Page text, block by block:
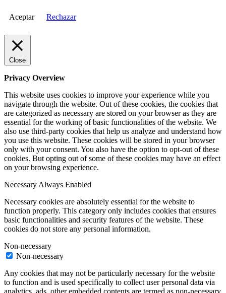
Aceptar Rechazar
Close
Privacy Overview
This website uses cookies to improve your experience while you
navigate through the website. Out of these cookies, the cookies that
are categorized as necessary are stored on your browser as they are
essential for the working of basic functionalities of the website. We
also use third-party cookies that help us analyze and understand how
you use this website. These cookies will be stored in your browser
only with your consent. You also have the option to opt-out of these
cookies. But opting out of some of these cookies may have an effect
on your browsing experience.
NecessaryAlways Enabled
Necessary cookies are absolutely essential for the website to
function properly. This category only includes cookies that ensures
basic functionalities and security features of the website. These
cookies do not store any personal information.
Non-necessary
Non-necessary
Any cookies that may not be particularly necessary for the website
to function and is used specifically to collect user personal data via